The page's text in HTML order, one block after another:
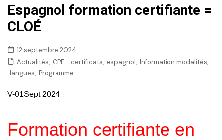
Espagnol formation certifiante =
CLOÉ
12 septembre 2024
Actualités, CPF - certificats, espagnol, Information modalités,
langues, Programme
V-01Sept 2024
Formation certifiante en